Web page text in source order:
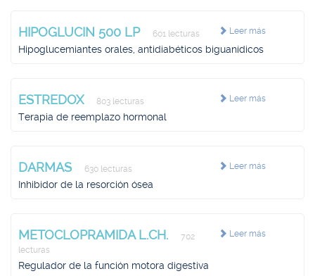
Leer más
HIPOGLUCIN 500 LP 601 lecturas
Hipoglucemiantes orales, antidiabéticos biguanídicos
Leer más
ESTREDOX 803 lecturas
Terapia de reemplazo hormonal
Leer más
DARMAS 630 lecturas
Inhibidor de la resorción ósea
Leer más
METOCLOPRAMIDA L.CH.
702
lecturas
Regulador de la función motora digestiva